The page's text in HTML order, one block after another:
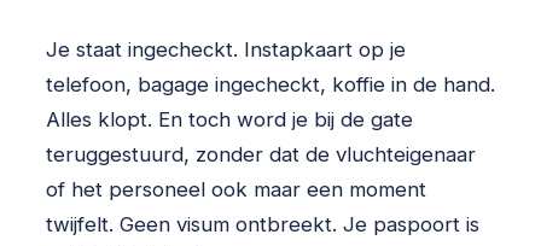
Je staat ingecheckt. Instapkaart op je
telefoon, bagage ingecheckt, koffie in de hand.
Alles klopt. En toch word je bij de gate
teruggestuurd, zonder dat de vluchteigenaar
of het personeel ook maar een moment
twijfelt. Geen visum ontbreekt. Je paspoort is